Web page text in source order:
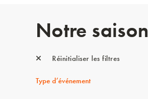
Notre saison
Réinitialiser les filtres
Type d’événement